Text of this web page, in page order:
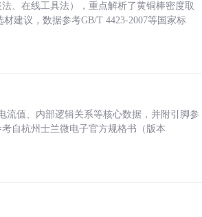
、在线工具法），重点解析了黄铜棒密度取
建议，数据参考GB/T 4423-2007等国家标
流值、内部逻辑关系等核心数据，并附引脚参
自杭州士兰微电子官方规格书（版本